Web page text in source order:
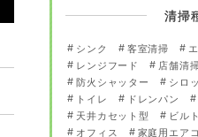
清掃
シンク 客室清掃
レンジフード
店舗清
防火シャッター
シロ
トイレ
ドレンパン
天井カセット型
ビル
オフィス
家庭用エア